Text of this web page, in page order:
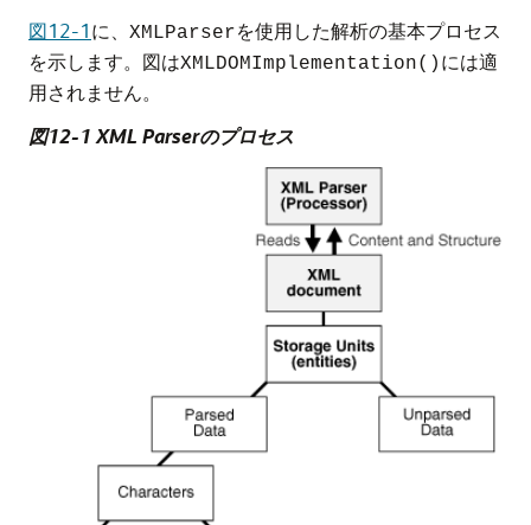
図12-1に、 XMLParserを使用した解析の基本プロセス
を示します。図はXMLDOMImplementation() には適
用されません。
図12-1 XML Parserのプロセス